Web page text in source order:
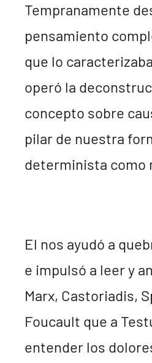
Tempranamente
pensamiento
que lo
operó la
concepto sobre
pilar de nuestra
determinista como
El nos ayudó a
e impulsó a leer y
Marx, Castoriadis,
Foucault que a
entender los